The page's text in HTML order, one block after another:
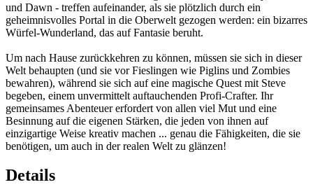
und Dawn - treffen aufeinander, als sie plötzlich durch ein
geheimnisvolles Portal in die Oberwelt gezogen werden: ein bizarres
Würfel-Wunderland, das auf Fantasie beruht.
Um nach Hause zurückkehren zu können, müssen sie sich in dieser
Welt behaupten (und sie vor Fieslingen wie Piglins und Zombies
bewahren), während sie sich auf eine magische Quest mit Steve
begeben, einem unvermittelt auftauchenden Profi-Crafter. Ihr
gemeinsames Abenteuer erfordert von allen viel Mut und eine
Besinnung auf die eigenen Stärken, die jeden von ihnen auf
einzigartige Weise kreativ machen ... genau die Fähigkeiten, die sie
benötigen, um auch in der realen Welt zu glänzen!
Details